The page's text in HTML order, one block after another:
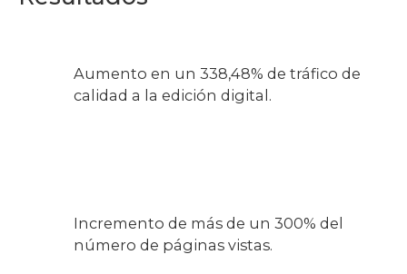
Aumento en un 338,48% de tráfico de
calidad a la edición digital.
Incremento de más de un 300% del
número de páginas vistas.